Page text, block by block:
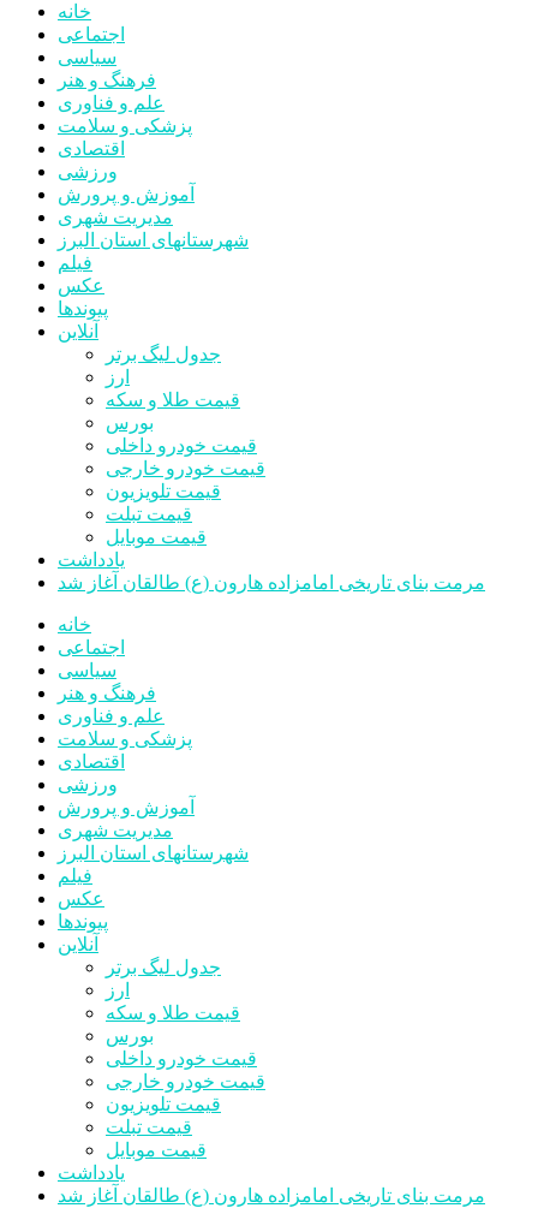
خانه
اجتماعی
سیاسی
فرهنگ و هنر
علم و فناوری
پزشکی و سلامت
اقتصادی
ورزشی
آموزش و پرورش
مدیریت شهری
شهرستانهای استان البرز
فیلم
عکس
پیوندها
آنلاین
جدول لیگ برتر
ارز
قیمت طلا و سکه
بورس
قیمت خودرو داخلی
قیمت خودرو خارجی
قیمت تلویزیون
قیمت تبلت
قیمت موبایل
یادداشت
مرمت بنای تاریخی امامزاده هارون (ع) طالقان آغاز شد
خانه
اجتماعی
سیاسی
فرهنگ و هنر
علم و فناوری
پزشکی و سلامت
اقتصادی
ورزشی
آموزش و پرورش
مدیریت شهری
شهرستانهای استان البرز
فیلم
عکس
پیوندها
آنلاین
جدول لیگ برتر
ارز
قیمت طلا و سکه
بورس
قیمت خودرو داخلی
قیمت خودرو خارجی
قیمت تلویزیون
قیمت تبلت
قیمت موبایل
یادداشت
مرمت بنای تاریخی امامزاده هارون (ع) طالقان آغاز شد